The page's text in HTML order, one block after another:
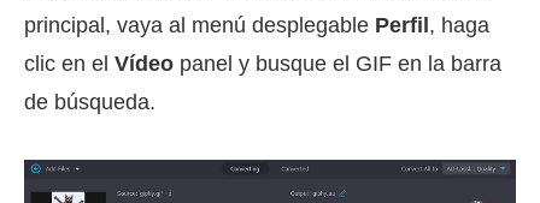
principal, vaya al menú desplegable Perfil, haga
clic en el Vídeo panel y busque el GIF en la barra
de búsqueda.